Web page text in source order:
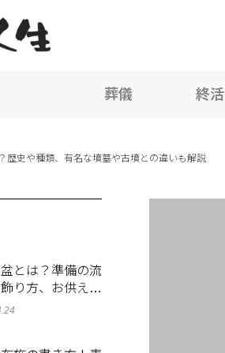
葬儀 終活
歴史や種類、有名な墳墓や古墳との違いも解説
とは？準備の流
り方、お供え物